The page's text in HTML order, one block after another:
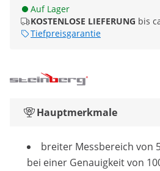
Auf Lager
KOSTENLOSE LIEFERUNG bis
Tiefpreisgarantie
Hauptmerkmale
breiter Messbereich von
bei einer Genauigkeit von